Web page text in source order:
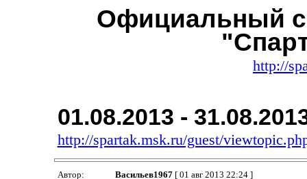
Официальный
http://
01.08.2013 -
http://spartak.msk.ru/guest/
Автор: Васильев1967[ 01 авг 2013 22:24 ]